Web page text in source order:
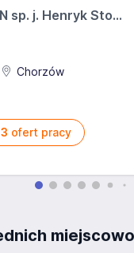
sp. j. Henryk Sto...
Chorzów
ofert pracy